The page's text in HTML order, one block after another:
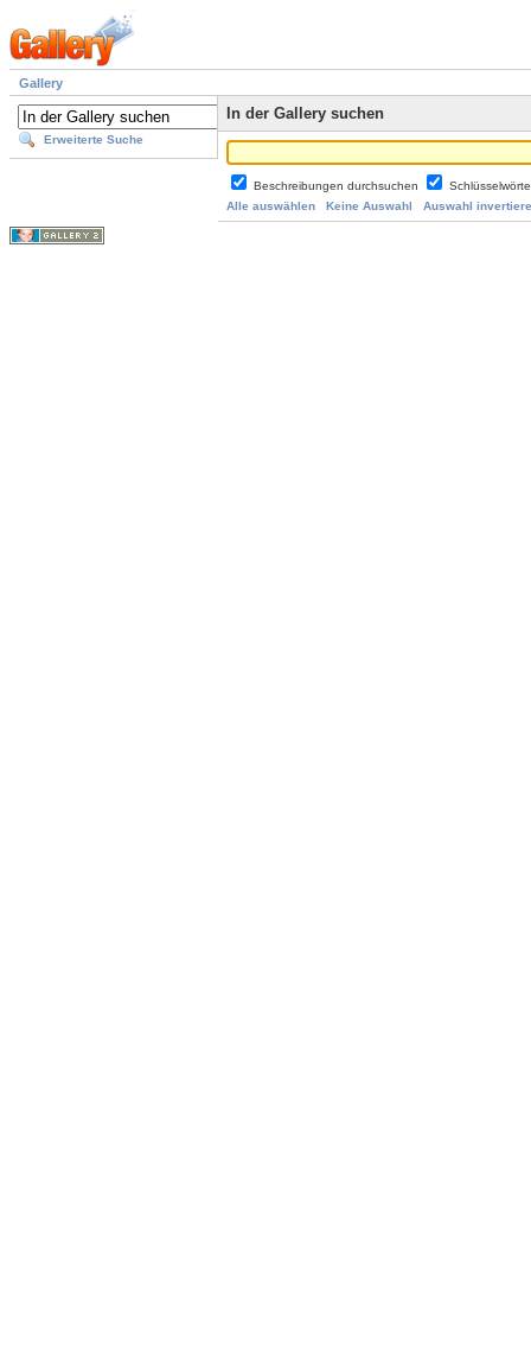
Gallery
Erweiterte Suche
In der Gallery suchen
Beschreibungen durchsuchen
Alle auswählen
Keine Auswahl Auswahl